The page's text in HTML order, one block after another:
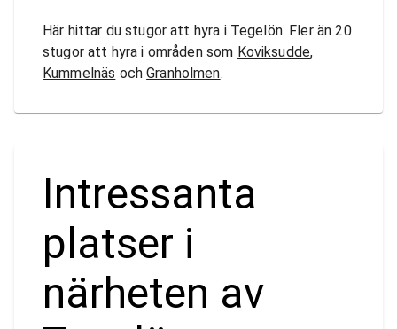
Här hittar du stugor att hyra i Tegelön. Fler än 20
stugor att hyra i områden som Koviksudde,
Kummelnäs ochGranholmen.
Intressanta
platser i
närheten av